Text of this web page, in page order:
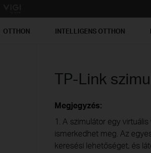
OTTHON INTELLIGENS OTTHON
TP-Link
Megjegyzés:
1. A szimulátor egy
ismerkedhet meg. Az
keresési lehetőséget, és